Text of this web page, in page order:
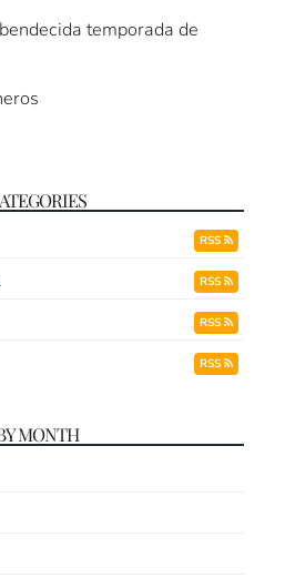
temporada de
RSS
RSS
RSS
RSS
MONTH